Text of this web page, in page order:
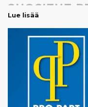
SUOSITUT
2-komponenttiliima
halkeamien,
korjaamiseen
–
sekä muihin lasiin
Sekoituskärjet
oikean sekoituksen ja
–
metallille ja muille
Lue lisää